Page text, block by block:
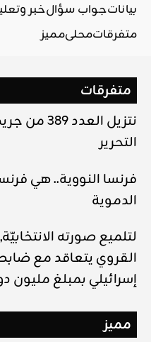
بياناتجواب سؤالخبر
متفرقاتمحليمميز
متفرقات
نتزيل العدد 389
التحرير
فرنسا النووية.. هي
الدموية
لتلميع صورته
القروي يتعاقد مع
إسرائيلي بمبلغ مليون
مميز